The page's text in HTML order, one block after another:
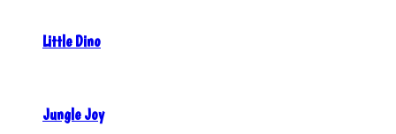
Little Dino
Jungle Joy